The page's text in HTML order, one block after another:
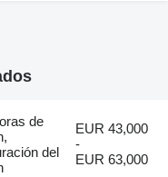
de
del
EUR 43,000
-
EUR 63,000